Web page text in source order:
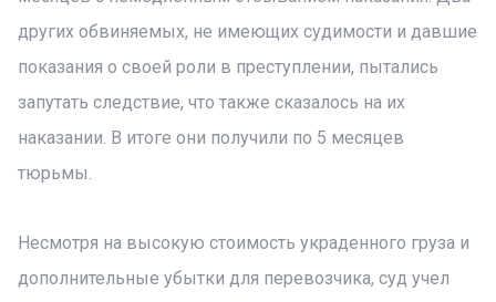
других обвиняемых, не имеющих судимости и давшие
показания о своей роли в преступлении, пытались
запутать следствие, что также сказалось на их
наказании. В итоге они получили по 5 месяцев
тюрьмы.
Несмотря на высокую стоимость украденного груза и
дополнительные убытки для перевозчика, суд учел